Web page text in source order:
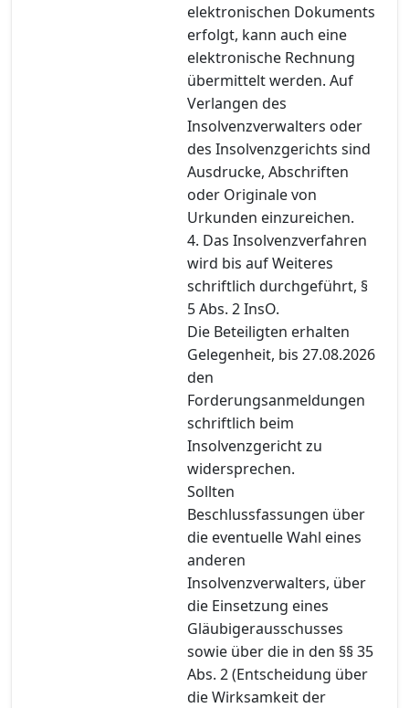
elektronischen Dokuments
erfolgt, kann auch eine
elektronische Rechnung
übermittelt werden. Auf
Verlangen des
Insolvenzverwalters oder
des Insolvenzgerichts sind
Ausdrucke, Abschriften
oder Originale von
Urkunden einzureichen.
4. Das Insolvenzverfahren
wird bis auf Weiteres
schriftlich durchgeführt, §
5 Abs. 2 InsO.
Die Beteiligten erhalten
Gelegenheit, bis 27.08.2026
den
Forderungsanmeldungen
schriftlich beim
Insolvenzgericht zu
widersprechen.
Sollten
Beschlussfassungen über
die eventuelle Wahl eines
anderen
Insolvenzverwalters, über
die Einsetzung eines
Gläubigerausschusses
sowie über die in den §§ 35
Abs. 2 (Entscheidung über
die Wirksamkeit der